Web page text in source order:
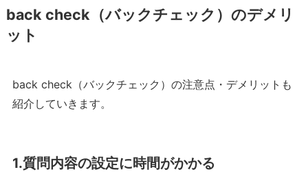
back check（バックチェック）のデメリ
ット
back check（バックチェック）の注意点・デメリットも
紹介していきます。
1.質問内容の設定に時間がかかる